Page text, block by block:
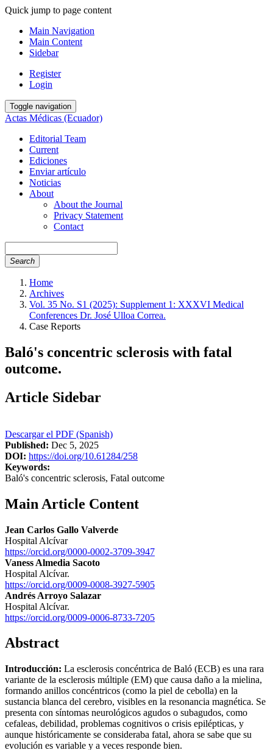
Quick jump to page content
Main Navigation
Main Content
Sidebar
Register
Login
Toggle navigation
Actas Médicas (Ecuador)
Editorial Team
Current
Ediciones
Enviar artículo
Noticias
About
About the Journal
Privacy Statement
Contact
Search
Home
Archives
Vol. 35 No. S1 (2025): Supplement 1: XXXVI Medical
Conferences Dr. José Ulloa Correa.
Case Reports
Baló's concentric sclerosis with fatal
outcome.
Article Sidebar
Descargar el PDF (Spanish)
Published: Dec 5, 2025
DOI: https://doi.org/10.61284/258
Keywords:
Baló's concentric sclerosis, Fatal outcome
Main Article Content
Jean Carlos Gallo Valverde
Hospital Alcívar
https://orcid.org/0000-0002-3709-3947
Vaness Almedia Sacoto
Hospital Alcívar.
https://orcid.org/0009-0008-3927-5905
Andrés Arroyo Salazar
Hospital Alcívar.
https://orcid.org/0009-0006-8733-7205
Abstract
Introducción: La esclerosis concéntrica de Baló (ECB) es una rara
variante de la esclerosis múltiple (EM) que causa daño a la mielina,
formando anillos concéntricos (como la piel de cebolla) en la
sustancia blanca del cerebro, visibles en la resonancia magnética. Se
presenta con síntomas neurológicos agudos o subagudos, como
cefaleas, debilidad, problemas cognitivos o crisis epilépticas, y
aunque históricamente se consideraba fatal, ahora se sabe que su
evolución es variable y a veces responde bien.